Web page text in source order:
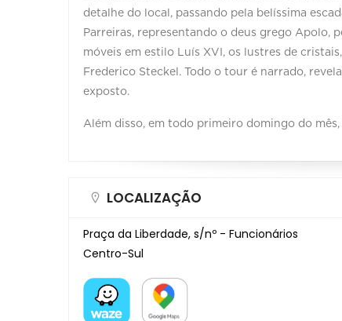
detalhe do local, passando pela belíssima
Parreiras, representando o deus grego Apolo,
móveis em estilo Luís XVI, os lustres de
Frederico Steckel. Todo o tour é narrado,
exposto.
Além disso, em todo primeiro domingo do
LOCALIZAÇÃO
Praça da Liberdade, s/nº - Funcionários
Centro-Sul